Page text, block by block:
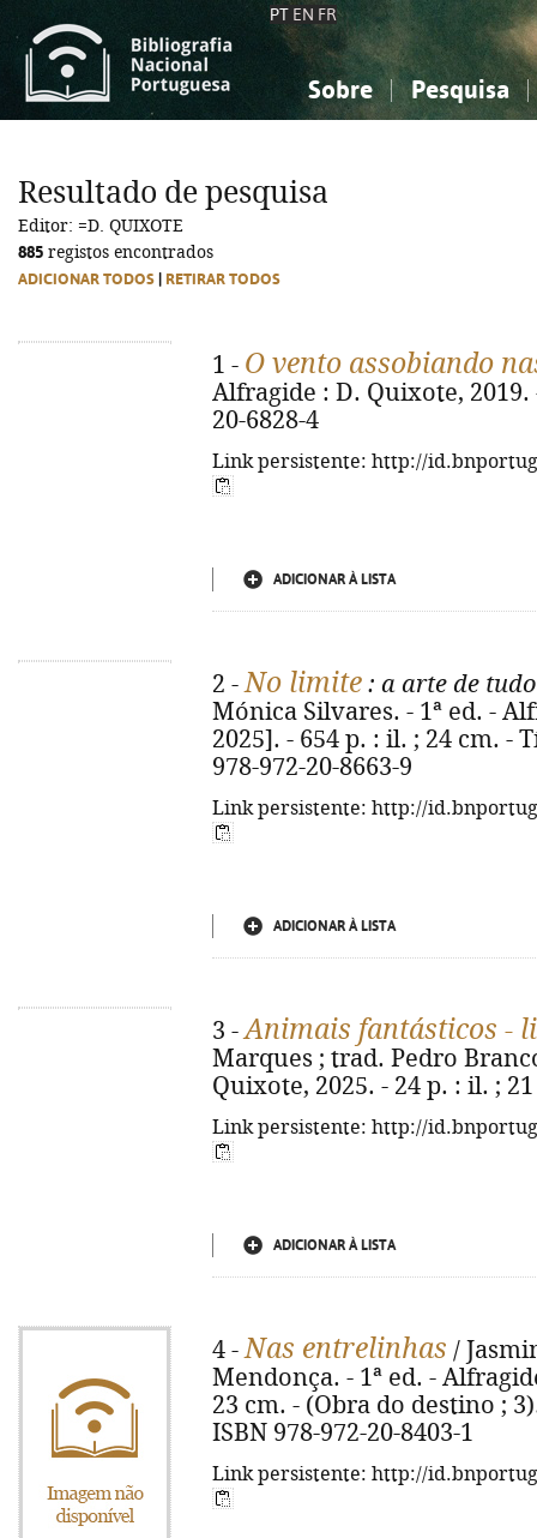
PT EN FR
Sobre Pesquisa
Ciências sociais...
Ciências sociais...
Resultado de pesquisa
Editor: =D. QUIXOTE
885 registos encontrados
ADICIONAR TODOS RETIRAR TODOS
1 - O vento assobiando
Alfragide : D. Quixote, 2019.
20-6828-4
Link persistente: http://
ADICIONAR À LISTA
2 -No limite : a arte de
Mónica Silvares. - 1ª ed. -
2025]. - 654 p. : il. ; 24 cm. -
978-972-20-8663-9
Link persistente: http://
ADICIONAR À LISTA
3 -Animais fantásticos -
Marques ; trad. Pedro
Quixote, 2025. - 24 p. : il. ;
Link persistente: http://
ADICIONAR À LISTA
4 -Nas entrelinhas /
Mendonça. - 1ª ed. -
23 cm. - (Obra do destino ;
ISBN 978-972-20-8403-1
Link persistente: http://